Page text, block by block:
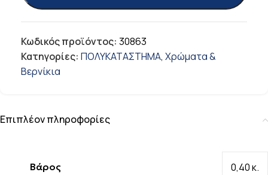
Κωδικός προϊόντος: 30863
Κατηγορίες: ΠΟΛΥΚΑΤΑΣΤΗΜΑ, Χρώματα &
Βερνίκια
Επιπλέον πληροφορίες
Βάρος 0,40 κ.